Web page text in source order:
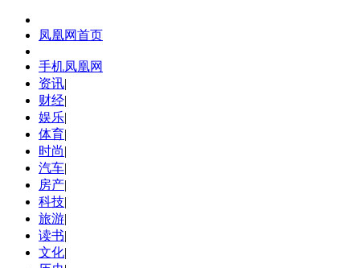
凤凰网首页
手机凤凰网
资讯|
财经|
娱乐|
体育|
时尚|
汽车|
房产|
科技|
旅游|
读书|
文化|